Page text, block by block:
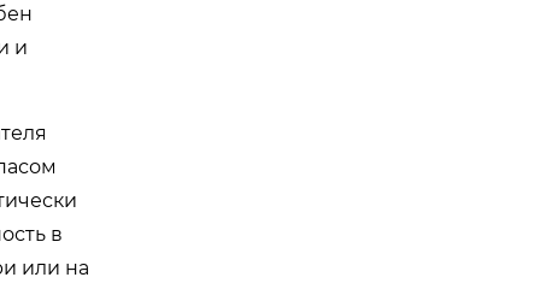
и
в
или на